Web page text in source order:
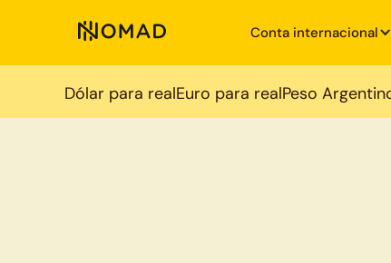
Conta internacional
Dólar para realEuro para realPeso